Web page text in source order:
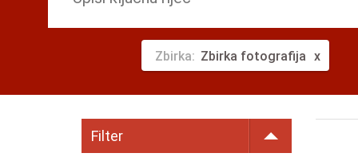
Zbirka: Zbirka fotografija
Filter